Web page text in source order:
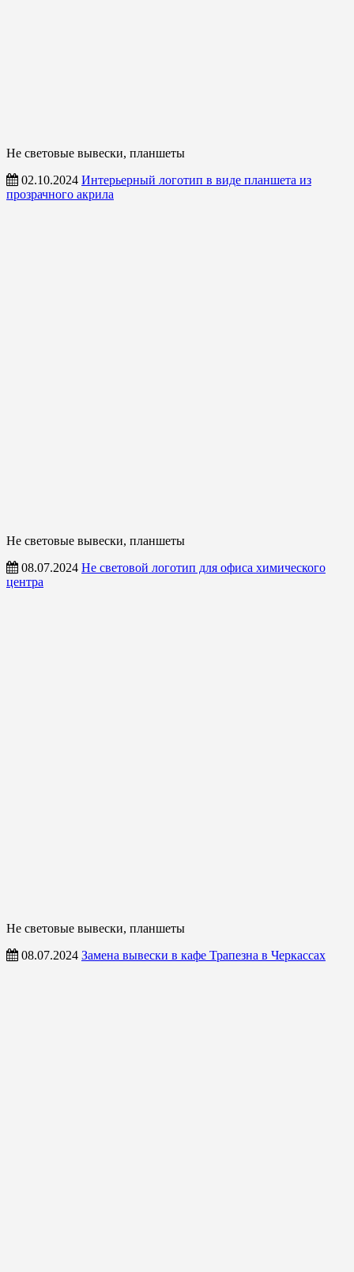
Не световые вывески, планшеты
02.10.2024 Интерьерный логотип в виде планшета из
прозрачного акрила
Не световые вывески, планшеты
08.07.2024 Не световой логотип для офиса химического
центра
Не световые вывески, планшеты
08.07.2024 Замена вывески в кафе Трапезна в Черкассах